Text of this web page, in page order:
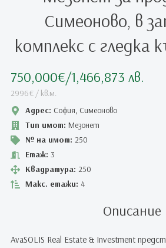
Симеоново, в
комплекс с гледка
750,000€/1,466,873 лв.
2996€ / кв.м.
Адрес: София, Симеоново
Тип имот: Мезонет
№ на имот: 250
Етаж: 3
Квадратура: 250
Макс. етажи: 4
Описание
AvaSOLIS Real Estate & Investment